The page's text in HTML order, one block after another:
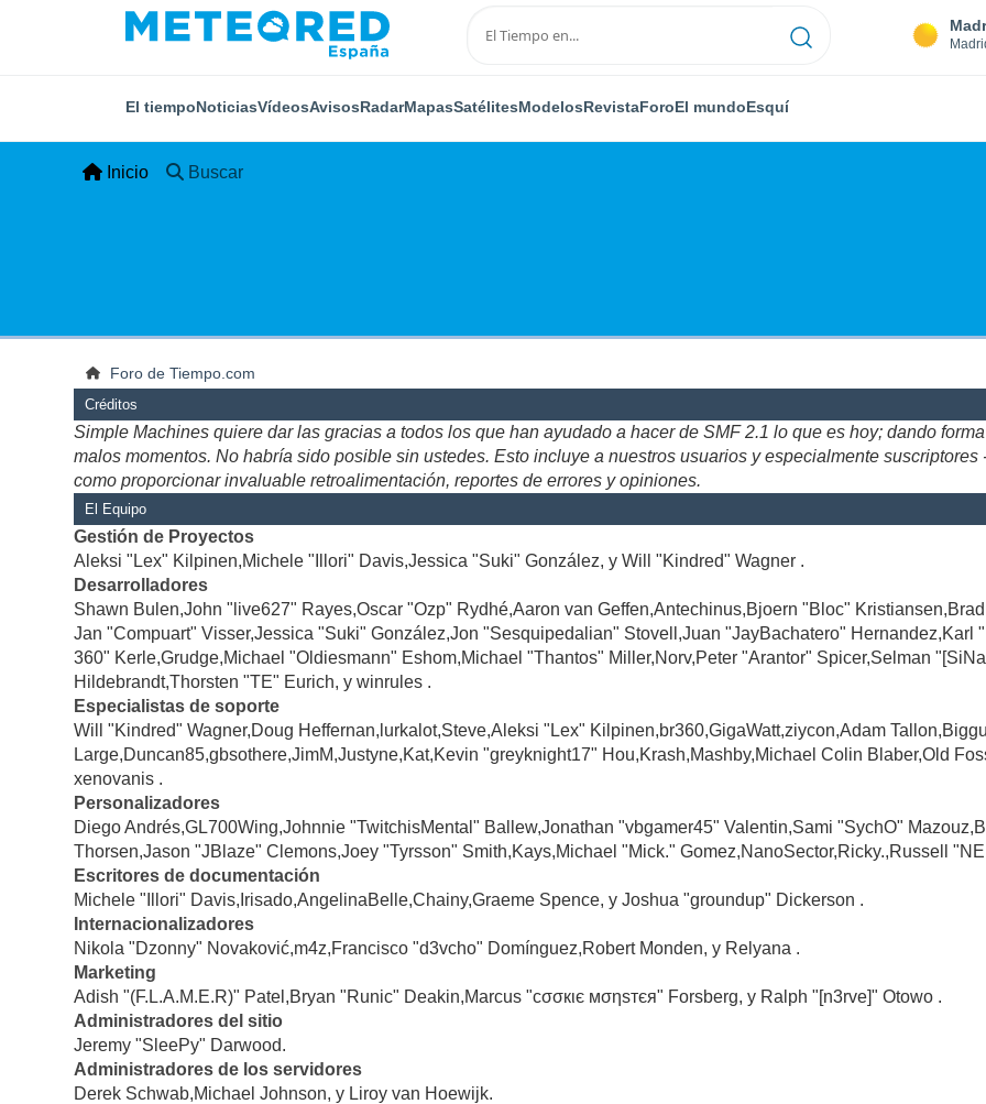
El tiempoNoticiasVídeosAvisosRadarMapasSatélitesModelosRevistaForoEl mundoEsquí
Inicio Buscar
Foro de Tiempo.com
Créditos
Simple Machines quiere dar las gracias a todos los que han ayudado a hacer de SMF 2.1 lo que es hoy; dando
malos momentos. No habría sido posible sin ustedes. Esto incluye a nuestros usuarios y especialmente
como proporcionar invaluable retroalimentación, reportes de errores y opiniones.
El Equipo
Gestión de Proyectos
Aleksi "Lex" Kilpinen,Michele "Illori" Davis,Jessica "Suki" González, y Will "Kindred" Wagner .
Desarrolladores
Shawn Bulen,John "live627" Rayes,Oscar "Ozp" Rydhé,Aaron van Geffen,Antechinus,Bjoern "Bloc"
Jan "Compuart" Visser,Jessica "Suki" González,Jon "Sesquipedalian" Stovell,Juan "JayBachatero"
360" Kerle,Grudge,Michael "Oldiesmann" Eshom,Michael "Thantos" Miller,Norv,Peter "Arantor" Spicer,Selman
Hildebrandt,Thorsten "TE" Eurich, y winrules .
Especialistas de soporte
Will "Kindred" Wagner,Doug Heffernan,lurkalot,Steve,Aleksi "Lex" Kilpinen,br360,GigaWatt,ziycon,Adam
Large,Duncan85,gbsothere,JimM,Justyne,Kat,Kevin "greyknight17" Hou,Krash,Mashby,Michael Colin Blaber,Old
xenovanis .
Personalizadores
Diego Andrés,GL700Wing,Johnnie "TwitchisMental" Ballew,Jonathan "vbgamer45" Valentin,Sami "SychO"
Thorsen,Jason "JBlaze" Clemons,Joey "Tyrsson" Smith,Kays,Michael "Mick." Gomez,NanoSector,Ricky.,Russell
Escritores de documentación
Michele "Illori" Davis,Irisado,AngelinaBelle,Chainy,Graeme Spence, y Joshua "groundup" Dickerson .
Internacionalizadores
Nikola "Dzonny" Novaković,m4z,Francisco "d3vcho" Domínguez,Robert Monden, y Relyana .
Marketing
Adish "(F.L.A.M.E.R)" Patel,Bryan "Runic" Deakin,Marcus "cσσкιє мσηѕтєя" Forsberg, y Ralph "[n3rve]" Otowo .
Administradores del sitio
Jeremy "SleePy" Darwood.
Administradores de los servidores
Derek Schwab,Michael Johnson, y Liroy van Hoewijk.